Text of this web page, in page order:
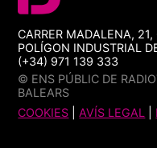
CARRER MADALENA,
POLÍGON INDUSTRIAL
(+34) 971 139 333
© ENS PÚBLIC DE
BALEARS
COOKIES |AVÍS LEGAL